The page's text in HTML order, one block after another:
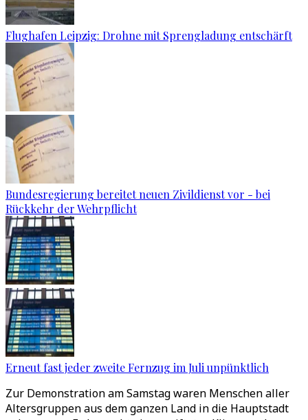
Flughafen Leipzig: Drohne mit Sprengladung entschärft
Bundesregierung bereitet neuen Zivildienst vor - bei
Rückkehr der Wehrpflicht
Erneut fast jeder zweite Fernzug im Juli unpünktlich
Zur Demonstration am Samstag waren Menschen aller
Altersgruppen aus dem ganzen Land in die Hauptstadt